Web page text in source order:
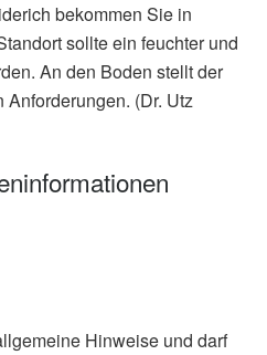
bekommen Sie in
sollte ein feuchter und
An den Boden stellt der
(Dr. Utz
Hinweise und darf